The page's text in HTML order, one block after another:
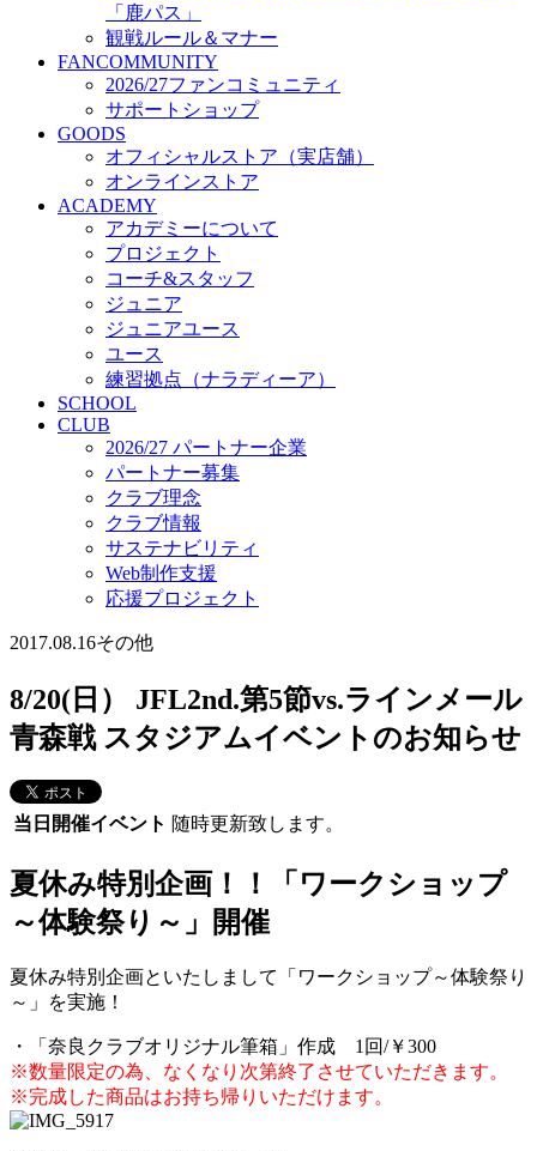
2026/27 パートナー企業
パートナー募集
クラブ理念
クラブ情報
サステナビリティ
Web制作支援
応援プロジェクト
「鹿パス」
観戦ルール＆マナー
FANCOMMUNITY
2026/27ファンコミュニティ
サポートショップ
GOODS
オフィシャルストア（実店舗）
オンラインストア
ACADEMY
アカデミーについて
プロジェクト
コーチ&スタッフ
ジュニア
ジュニアユース
ユース
練習拠点（ナラディーア）
SCHOOL
CLUB
2026/27 パートナー企業
パートナー募集
クラブ理念
クラブ情報
サステナビリティ
Web制作支援
応援プロジェクト
2017.08.16その他
8/20(日） JFL2nd.第5節vs.ラインメール
青森戦 スタジアムイベントのお知らせ
当日開催イベント 随時更新致します。
夏休み特別企画！！「ワークショップ
～体験祭り～」開催
夏休み特別企画といたしまして「ワークショップ～体験祭り
～」を実施！
・「奈良クラブオリジナル筆箱」作成 1回/￥300
※数量限定の為、なくなり次第終了させていただきます。
※完成した商品はお持ち帰りいただけます。